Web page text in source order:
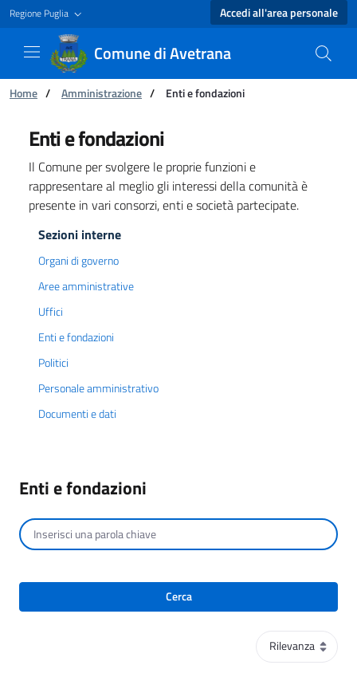
Regione Puglia Accedi all'area personale
Comune di Avetrana
Ti trovi in:
Home / Amministrazione / Enti e fondazioni
Enti e fondazioni - Comune di Avetrana
Enti e fondazioni
Il Comune per svolgere le proprie funzioni e
rappresentare al meglio gli interessi della comunità è
presente in vari consorzi, enti e società partecipate.
Sezioni interne
Organi di governo
Aree amministrative
Uffici
Enti e fondazioni
Politici
Personale amministrativo
Documenti e dati
Enti e fondazioni
Ordinamento
Cerca per testo
Cerca